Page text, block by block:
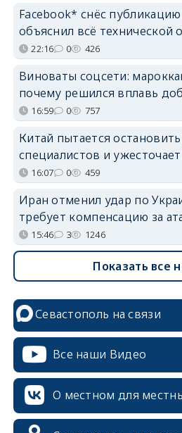
Facebook* снёс
объяснил всё технической
22:16 0 426
Виноваты соцсети:
почему решился вплавь
16:59 0 757
Китай пытается
специалистов и
16:07 0 459
Иран отменил удар по
требует компенсацию за
15:46 3 1246
Показать все
Севастополь на связи
Все наши Видео
О местном для